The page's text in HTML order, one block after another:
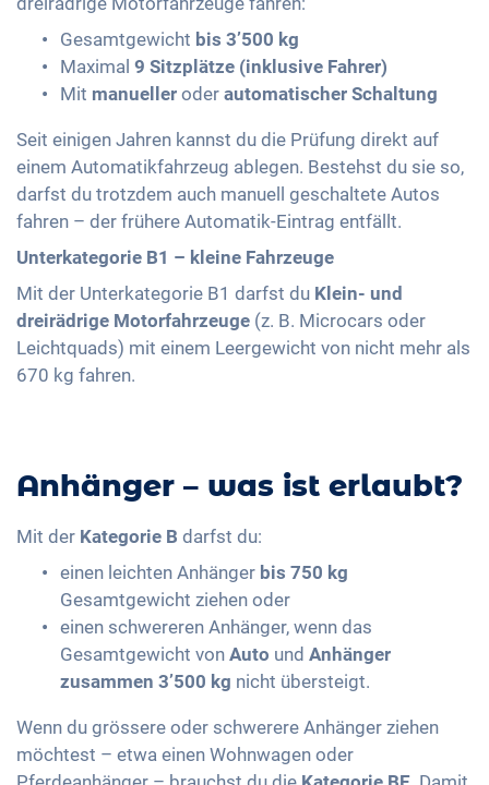
Gesamtgewicht bis 3’500 kg
Maximal 9 Sitzplätze (inklusive Fahrer)
Mit manueller oder automatischer Schaltung
Seit einigen Jahren kannst du die Prüfung direkt auf
einem Automatikfahrzeug ablegen. Bestehst du sie so,
darfst du trotzdem auch manuell geschaltete Autos
fahren – der frühere Automatik-Eintrag entfällt.
Unterkategorie B1 – kleine Fahrzeuge
Mit der Unterkategorie B1 darfst du Klein- und
dreirädrige Motorfahrzeuge (z. B. Microcars oder
Leichtquads) mit einem Leergewicht von nicht mehr als
670 kg fahren.
Anhänger – was ist erlaubt?
Mit der Kategorie B darfst du:
einen leichten Anhänger bis 750 kg
Gesamtgewicht ziehen oder
einen schwereren Anhänger, wenn das
Gesamtgewicht von Auto und Anhänger
zusammen 3’500 kg nicht übersteigt.
Wenn du grössere oder schwerere Anhänger ziehen
möchtest – etwa einen Wohnwagen oder